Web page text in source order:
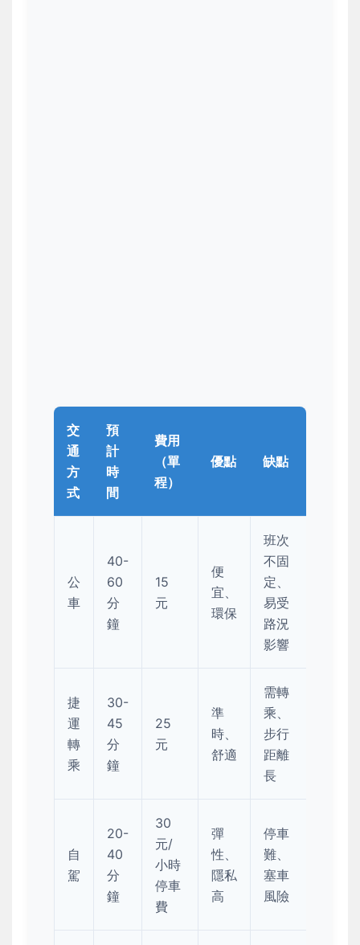
交
通
方
式
預
計
時
間
費用
（單
程）
優點 缺點
公
車
40-
60
分
鐘
15
元
便
宜、
環保
班次
不固
定、
易受
路況
影響
捷
運
轉
乘
30-
45
分
鐘
25
元
準
時、
舒適
需轉
乘、
步行
距離
長
自
駕
20-
40
分
鐘
30
元/
小時
停車
費
彈
性、
隱私
高
停車
難、
塞車
風險